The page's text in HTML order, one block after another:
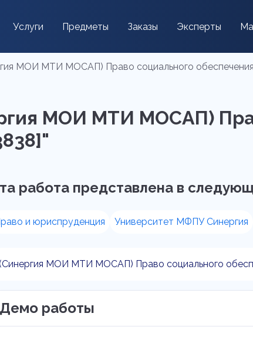
Услуги Предметы Заказы Эксперты
МОИ МТИ МОСАП) Право социального обеспечения
МОИ МТИ МОСАП)
работа представлена в
и юриспруденция Университет МФПУ Синергия
МОИ МТИ МОСАП) Право социального
Демо работы